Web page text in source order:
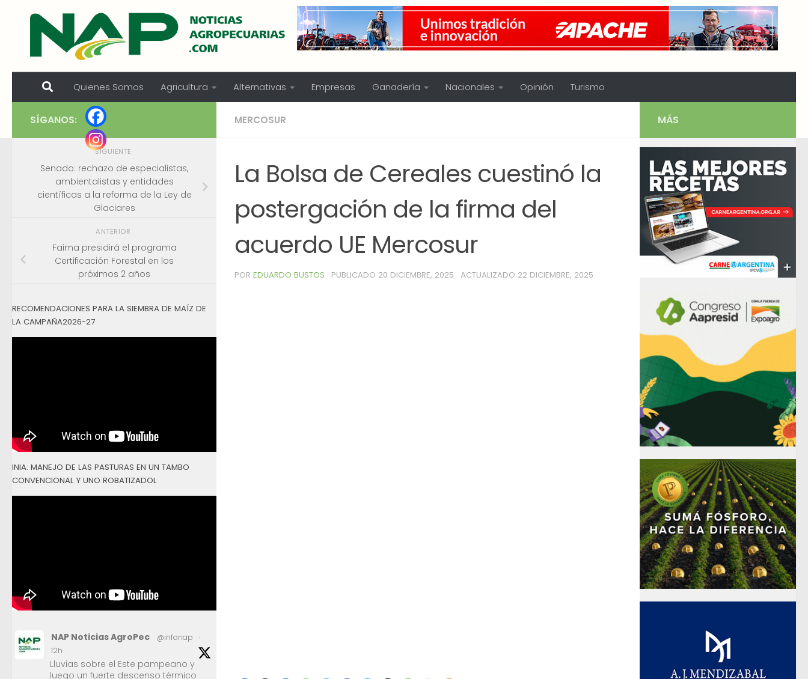
Skip to content
Quienes Somos Agricultura Alternativas Empresas Ganadería Nacionales Opinión Turismo
MERCOSUR
La Bolsa de Cereales cuestinó la
postergación de la firma del
acuerdo UE Mercosur
POR EDUARDO BUSTOS · PUBLICADO 20 DICIEMBRE, 2025 · ACTUALIZADO 22 DICIEMBRE, 2025
SÍGANOS:
SIGUIENTE
Senado: rechazo de especialistas,
ambientalistas y entidades
científicas a la reforma de la Ley de
Glaciares
ANTERIOR
Faima presidirá el programa
Certificación Forestal en los
próximos 2 años
RECOMENDACIONES PARA LA SIEMBRA DE MAÍZ DE
LA CAMPAÑA2026-27
INIA: MANEJO DE LAS PASTURAS EN UN TAMBO
CONVENCIONAL Y UNO ROBATIZADOL
NAP Noticias AgroPec @infonap
·
12h
Lluvias sobre el Este pampeano y
luego un fuerte descenso térmico
MÁS